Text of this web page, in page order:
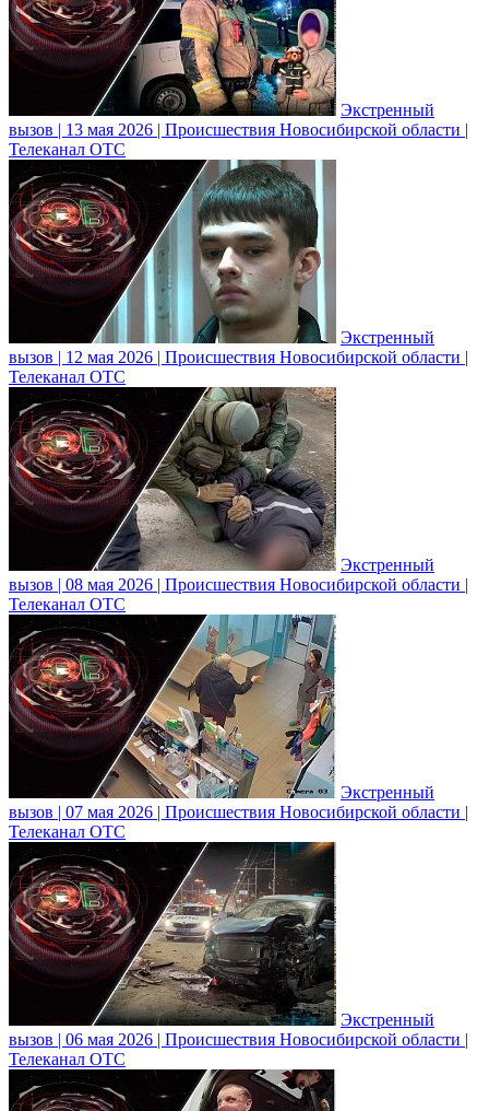
Экстренный
вызов | 13 мая 2026 | Происшествия Новосибирской области |
Телеканал ОТС
Экстренный
вызов | 12 мая 2026 | Происшествия Новосибирской области |
Телеканал ОТС
Экстренный
вызов | 08 мая 2026 | Происшествия Новосибирской области |
Телеканал ОТС
Экстренный
вызов | 07 мая 2026 | Происшествия Новосибирской области |
Телеканал ОТС
Экстренный
вызов | 06 мая 2026 | Происшествия Новосибирской области |
Телеканал ОТС